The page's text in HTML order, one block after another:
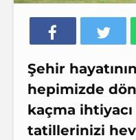
Şehir
hepimizde
kaçma
tatillerinizi